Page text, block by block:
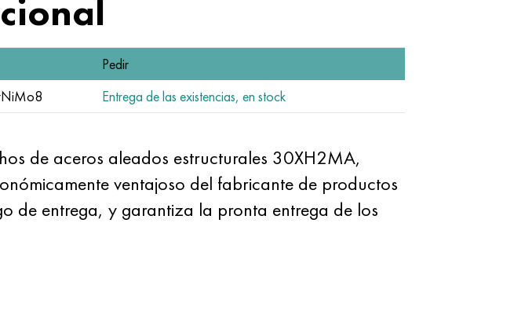
Pedir
Entrega de las existencias, en stock
de aceros aleados estructurales 30XH2MA,
ventajoso del fabricante de productos
de entrega, y garantiza la pronta entrega de los